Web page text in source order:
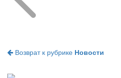
Возврат к рубрике Новости